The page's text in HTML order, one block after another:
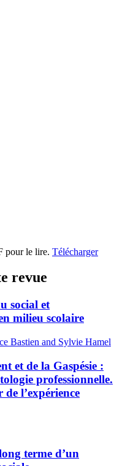
pour le lire. Télécharger
revue
social et
milieu scolaire
Bastien and Sylvie Hamel
et de la Gaspésie :
professionnelle.
l’expérience
terme d’un